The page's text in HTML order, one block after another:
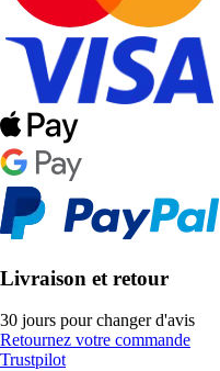
Livraison et retour
30 jours pour changer d'avis
Retournez votre commande
Trustpilot